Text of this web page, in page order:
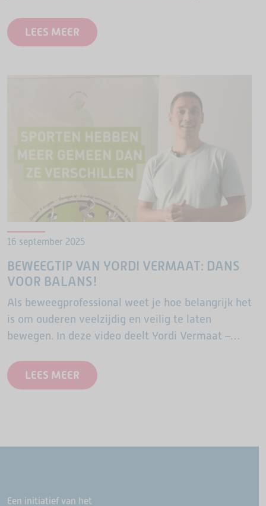
plussers, verder onder de naam OldStars in de
wijk. De trainingen blijven…
LEES MEER
16 september 2025
BEWEEGTIP VAN YORDI VERMAAT: DANS
VOOR BALANS!
Als beweegprofessional weet je hoe belangrijk het
is om ouderen veelzijdig en veilig te laten
bewegen. In deze video deelt Yordi Vermaat –
praktijkvideo’s – een…
LEES MEER
Een initiatief van het